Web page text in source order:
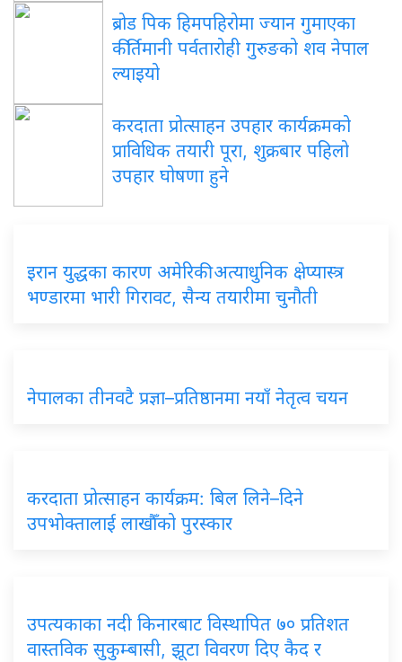
ब्रोड पिक हिमपहिरोमा ज्यान गुमाएका
कीर्तिमानी पर्वतारोही गुरुङको शव नेपाल
ल्याइयो
करदाता प्रोत्साहन उपहार कार्यक्रमको
प्राविधिक तयारी पूरा, शुक्रबार पहिलो
उपहार घोषणा हुने
इरान युद्धका कारण अमेरिकी अत्याधुनिक क्षेप्यास्त्र
भण्डारमा भारी गिरावट, सैन्य तयारीमा चुनौती
नेपालका तीनवटै प्रज्ञा–प्रतिष्ठानमा नयाँ नेतृत्व चयन
करदाता प्रोत्साहन कार्यक्रम: बिल लिने–दिने
उपभोक्तालाई लाखौँको पुरस्कार
उपत्यकाका नदी किनारबाट विस्थापित ७० प्रतिशत
वास्तविक सुकुम्बासी, झूटा विवरण दिए कैद र